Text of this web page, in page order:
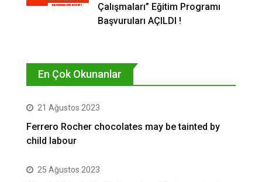
Çalışmaları” Eğitim Programı
Başvuruları AÇILDI !
En Çok Okunanlar
21 Ağustos 2023
Ferrero Rocher chocolates may be tainted by
child labour
25 Ağustos 2023